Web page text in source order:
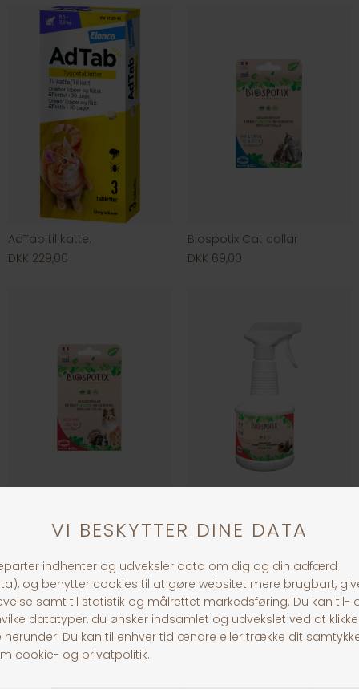
AdTab til katte.
DKK 229,00
Biospotix Cat collar
DKK 69,00
Biospotix Dog collar
DKK 69,00
Biospotix Indoor spray
DKK 199,00